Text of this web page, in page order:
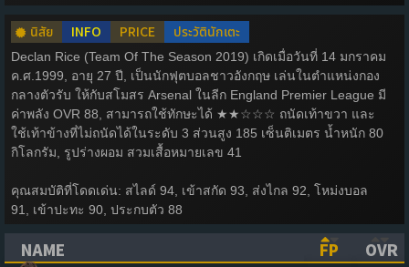
นิสัย INFO PRICE ประวัตินักเตะ
Declan Rice (Team Of The Season 2019) เกิดเมื่อวันที่ 14 มกราคม
ค.ศ.1999, อายุ 27 ปี, เป็นนักฟุตบอลชาวอังกฤษ เล่นในตำแหน่งกอง
กลางตัวรับ ให้กับสโมสร Arsenal ในลีก England Premier League มี
ค่าพลัง OVR 88, สามารถใช้ทักษะได้ ★★☆☆☆ ถนัดเท้าขวา และ
ใช้เท้าข้างที่ไม่ถนัดได้ในระดับ 3 ส่วนสูง 185 เซ็นติเมตร น้ำหนัก 80
กิโลกรัม, รูปร่างผอม สวมเสื้อหมายเลข 41
คุณสมบัติที่โดดเด่น: สไลด์ 94, เข้าสกัด 93, ส่งไกล 92, โหม่งบอล
91, เข้าปะทะ 90, ประกบตัว 88
NAME
FP
OVR